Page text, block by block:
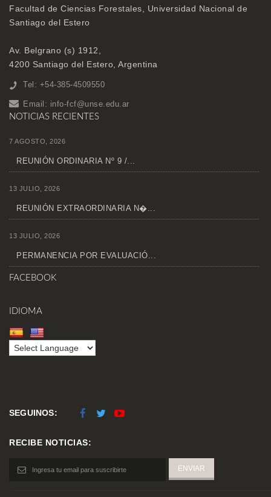
Facultad de Ciencias Forestales, Universidad Nacional de
Santiago del Estero
Av. Belgrano (s) 1912,
4200 Santiago del Estero, Argentina
Tel: +54-385-4509550
Email: info-fcf@unse.edu.ar
NOTICIAS RECIENTES
7 AGOSTO, 2026
REUNIÓN ORDINARIA Nº 9 /...
13 JULIO, 2026
REUNIÓN EXTRAORDINARIA N�...
13 JULIO, 2026
PERMANENCIA POR EVALUACIÓ...
FACEBOOK
IDIOMA
SEGUINOS:
RECIBE NOTICIAS: